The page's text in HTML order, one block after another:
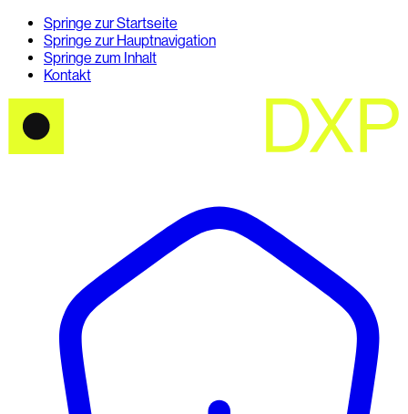
Springe zur Startseite
Springe zur Hauptnavigation
Springe zum Inhalt
Kontakt